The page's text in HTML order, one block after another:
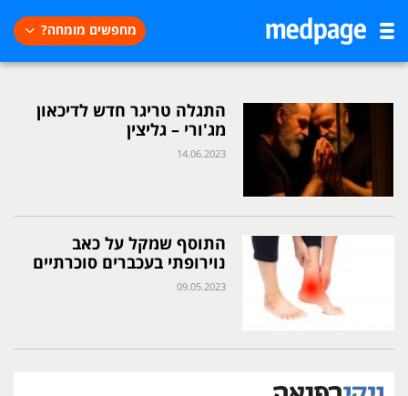
מחפשים מומחה?
התגלה טריגר חדש לדיכאון
מג'ורי – גליצין
14.06.2023
התוסף שמקל על כאב
נוירופתי בעכברים סוכרתיים
09.05.2023